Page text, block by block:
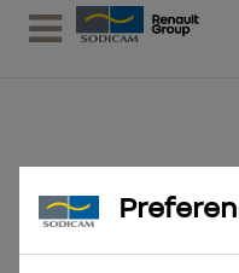
Broca
uds